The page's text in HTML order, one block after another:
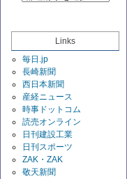
Links
毎日.jp
長崎新聞
西日本新聞
産経ニュース
時事ドットコム
読売オンライン
日刊建設工業
日刊スポーツ
ZAK・ZAK
敬天新聞